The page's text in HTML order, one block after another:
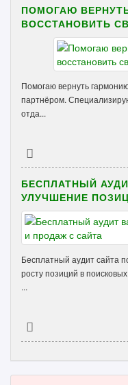
ПОМОГАЮ
ВОССТАНОВИТЬ
Помогаю вернуть
партнёром.
отда...
БЕСПЛАТНЫЙ
УЛУЧШЕНИЕ
Бесплатный аудит сайта
росту позиций в
...